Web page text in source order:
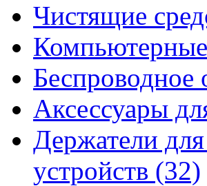
Чистящие
Беспроводное
Аксессуары
Держатели
устройств (32)